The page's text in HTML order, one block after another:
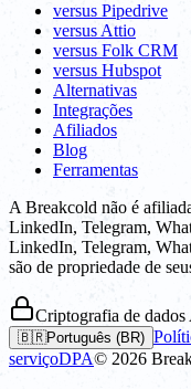
versus Pipedrive
versus Attio
versus Folk CRM
versus Hubspot
Alternativas
Integrações
Afiliados
Blog
Ferramentas
A Breakcold não é
LinkedIn, Telegram,
LinkedIn, Telegram,
são de propriedade de
Criptografia de
🇧🇷Português (BR)
serviçoDPA© 2026